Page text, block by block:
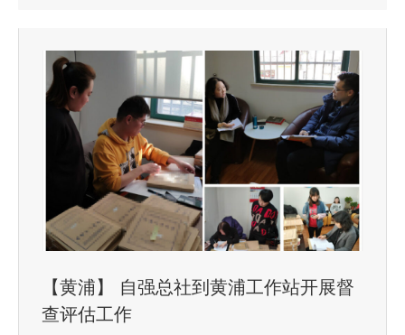
【黄浦】 自强总社到黄浦工作站开展督
查评估工作